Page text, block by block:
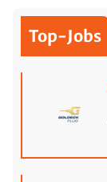
Top-Jobs